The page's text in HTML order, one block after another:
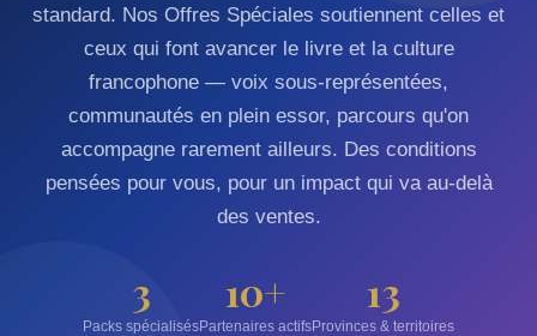
standard. Nos Offres Spéciales soutiennent celles et
ceux qui font avancer le livre et la culture
francophone — voix sous-représentées,
communautés en plein essor, parcours qu'on
accompagne rarement ailleurs. Des conditions
pensées pour vous, pour un impact qui va au-delà
des ventes.
3
Packs spécialisés
10+
Partenaires actifs
13
Provinces & territoires